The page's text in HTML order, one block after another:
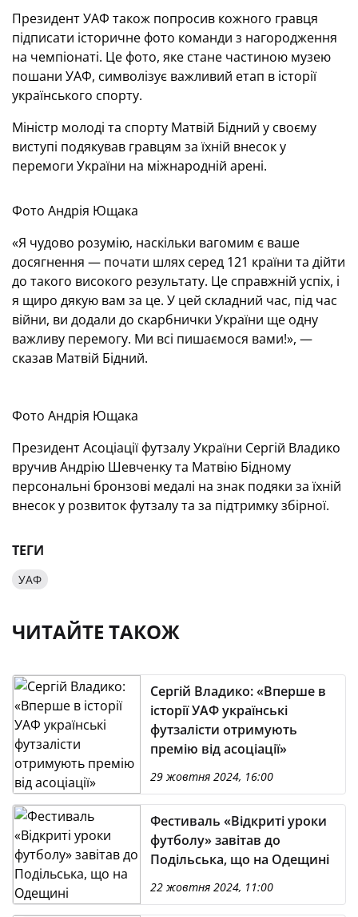
Президент УАФ також попросив кожного гравця
підписати історичне фото команди з нагородження
на чемпіонаті. Це фото, яке стане частиною музею
пошани УАФ, символізує важливий етап в історії
українського спорту.
Міністр молоді та спорту Матвій Бідний у своєму
виступі подякував гравцям за їхній внесок у
перемоги України на міжнародній арені.
Фото Андрія Ющака
«Я чудово розумію, наскільки вагомим є ваше
досягнення — почати шлях серед 121 країни та дійти
до такого високого результату. Це справжній успіх, і
я щиро дякую вам за це. У цей складний час, під час
війни, ви додали до скарбнички України ще одну
важливу перемогу. Ми всі пишаємося вами!», —
сказав Матвій Бідний.
Фото Андрія Ющака
Президент Асоціації футзалу України Сергій Владико
вручив Андрію Шевченку та Матвію Бідному
персональні бронзові медалі на знак подяки за їхній
внесок у розвиток футзалу та за підтримку збірної.
ТЕГИ
УАФ
ЧИТАЙТЕ ТАКОЖ
Сергій Владико: «Вперше в
історії УАФ українські
футзалісти отримують
премію від асоціації»
29 жовтня 2024, 16:00
Фестиваль «Відкриті уроки
футболу» завітав до
Подільська, що на Одещині
22 жовтня 2024, 11:00